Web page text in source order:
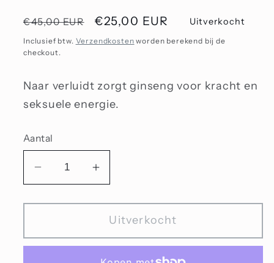
Normale
prijs
€45,00 EUR Aanbiedingsprijs
€25,00 EUR Uitverkocht
Inclusief btw. Verzendkosten worden berekend bij de
checkout.
Naar verluidt zorgt ginseng voor kracht en
seksuele energie.
Aantal
Aantal
verlagen
voor
Ginsengwortel
Aantal
verhogen
voor
Ginsengwortel
Uitverkocht